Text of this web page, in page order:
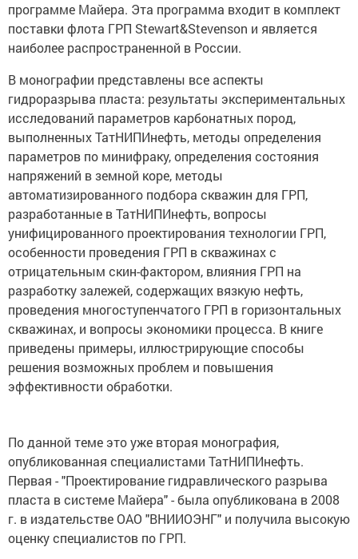
программе Майера. Эта программа входит в комплект
поставки флота ГРП Stewart&Stevenson и является
наиболее распространенной в России.
В монографии представлены все аспекты
гидроразрыва пласта: результаты экспериментальных
исследований параметров карбонатных пород,
выполненных ТатНИПИнефть, методы определения
параметров по минифраку, определения состояния
напряжений в земной коре, методы
автоматизированного подбора скважин для ГРП,
разработанные в ТатНИПИнефть, вопросы
унифицированного проектирования технологии ГРП,
особенности проведения ГРП в скважинах с
отрицательным скин-фактором, влияния ГРП на
разработку залежей, содержащих вязкую нефть,
проведения многоступенчатого ГРП в горизонтальных
скважинах, и вопросы экономики процесса. В книге
приведены примеры, иллюстрирующие способы
решения возможных проблем и повышения
эффективности обработки.
По данной теме это уже вторая монография,
опубликованная специалистами ТатНИПИнефть.
Первая - "Проектирование гидравлического разрыва
пласта в системе Майера" - была опубликована в 2008
г. в издательстве ОАО "ВНИИОЭНГ" и получила высокую
оценку специалистов по ГРП.